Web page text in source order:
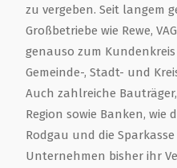
zu vergeben. Seit langem
Großbetriebe wie Rewe,
genauso zum
Gemeinde-, Stadt- und
Auch zahlreiche
Region sowie Banken, wie
Rodgau und die
Unternehmen bisher ihr